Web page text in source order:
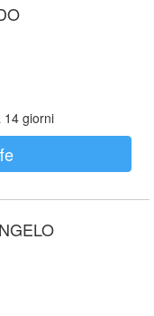
14 giorni